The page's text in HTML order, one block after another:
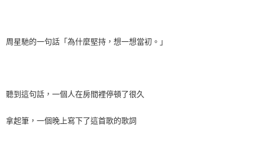
周星馳的一句話「為什麼堅持，想一想當初。」
聽到這句話，一個人在房間裡停頓了很久
拿起筆，一個晚上寫下了這首歌的歌詞